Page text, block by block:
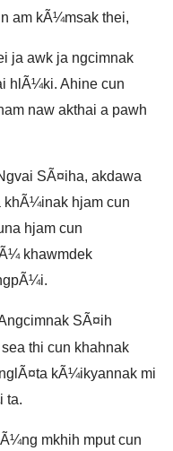
am kÃ¼msak thei,
ja awk ja ngcimnak
hlÃ¼ki. Ahine cun
naw akthai a pawh
SÃ¤iha, akdawa
khÃ¼inak hjam cun
hjam cun
khawmdek
SÃ¤ih
thi cun khahnak
kÃ¼ikyannak mi
ta.
mkhih mput cun